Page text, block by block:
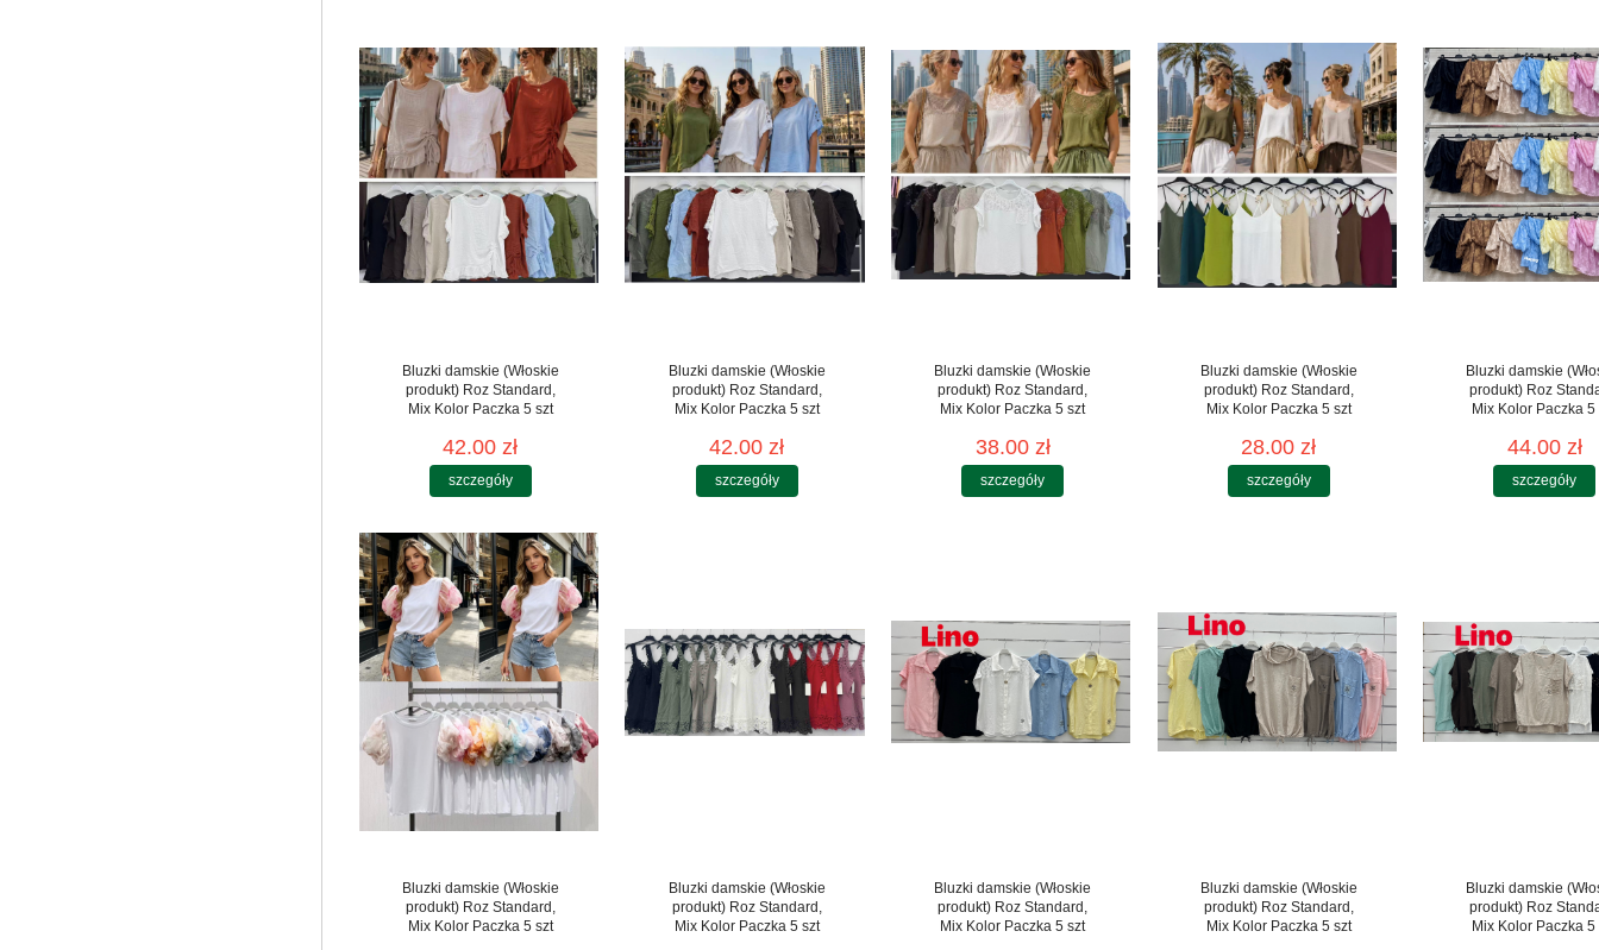
Bluzki damskie (Włoskie
produkt) Roz Standard,
Mix Kolor Paczka 5 szt
42.00 zł
szczegóły
Bluzki damskie (Włoskie
produkt) Roz Standard,
Mix Kolor Paczka 5 szt
42.00 zł
szczegóły
Bluzki damskie (Włoskie
produkt) Roz Standard,
Mix Kolor Paczka 5 szt
38.00 zł
szczegóły
Bluzki damskie (Włoskie
produkt) Roz Standard,
Mix Kolor Paczka 5 szt
28.00 zł
szczegóły
Bluzki damskie
produkt) Roz
Mix Kolor Paczka 5
44.00 zł
szczegóły
Bluzki damskie (Włoskie
produkt) Roz Standard,
Mix Kolor Paczka 5 szt
Bluzki damskie (Włoskie
produkt) Roz Standard,
Mix Kolor Paczka 5 szt
Bluzki damskie (Włoskie
produkt) Roz Standard,
Mix Kolor Paczka 5 szt
Bluzki damskie (Włoskie
produkt) Roz Standard,
Mix Kolor Paczka 5 szt
Bluzki damskie
produkt) Roz
Mix Kolor Paczka 5